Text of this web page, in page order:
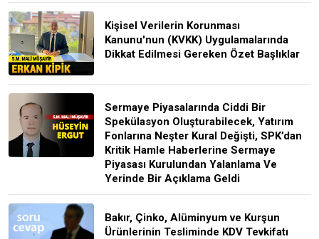
Kişisel Verilerin Korunması
Kanunu'nun (KVKK) Uygulamalarında
Dikkat Edilmesi Gereken Özet Başlıklar
Sermaye Piyasalarında Ciddi Bir
Spekülasyon Oluşturabilecek, Yatırım
Fonlarına Neşter Kural Değişti, SPK’dan
Kritik Hamle Haberlerine Sermaye
Piyasası Kurulundan Yalanlama Ve
Yerinde Bir Açıklama Geldi
Bakır, Çinko, Alüminyum ve Kurşun
Ürünlerinin Tesliminde KDV Tevkifatı